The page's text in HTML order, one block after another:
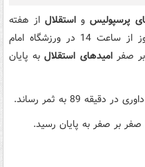
پرسپولیس و استقلال از هفته
بیست و هشتم لیگ استان تهران امروز از ساعت 14 در ورزشگاه امام
بر صفرامیدهای استقلال به پایان
بر صفر به پایان رسید.